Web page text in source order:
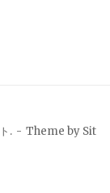
. Theme by Sit